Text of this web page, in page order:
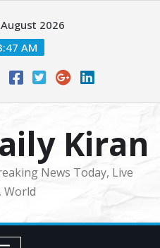
2026
AM
Kiran
News Today, Live
World